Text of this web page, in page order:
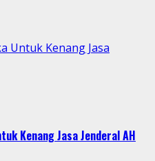
Untuk Kenang Jasa
Kenang Jasa Jenderal AH